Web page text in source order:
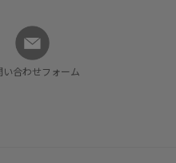
い合わせフォーム